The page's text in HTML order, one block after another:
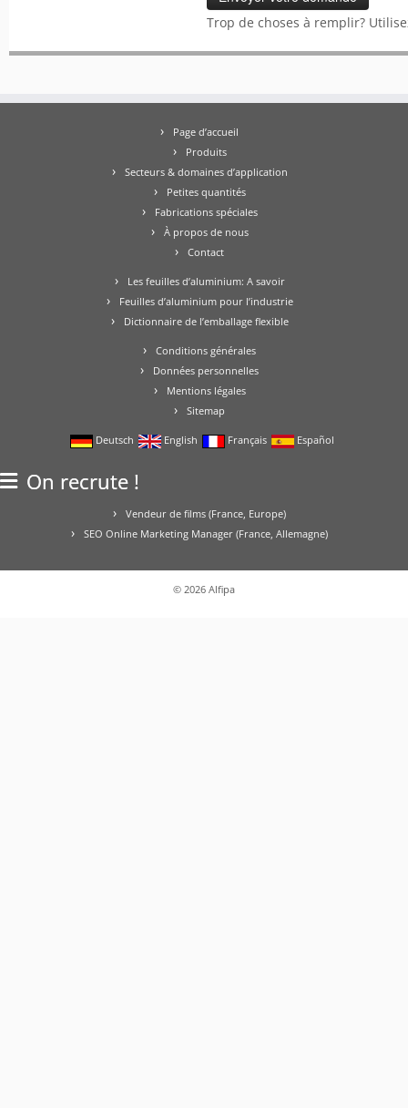
Trop de choses à remplir?
Page d’accueil
Produits
Secteurs & domaines d’application
Petites quantités
Fabrications spéciales
À propos de nous
Contact
Les feuilles d’aluminium: A savoir
Feuilles d’aluminium pour l’industrie
Dictionnaire de l’emballage flexible
Conditions générales
Données personnelles
Mentions légales
Sitemap
Deutsch English Français Español
On recrute !
Vendeur de films (France, Europe)
SEO Online Marketing Manager (France, Allemagne)
© 2026 Alfipa